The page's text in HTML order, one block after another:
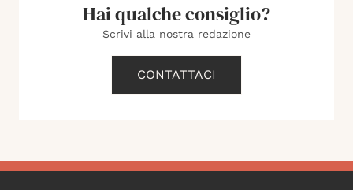
Hai qualche consiglio?
Scrivi alla nostra redazione
CONTATTACI